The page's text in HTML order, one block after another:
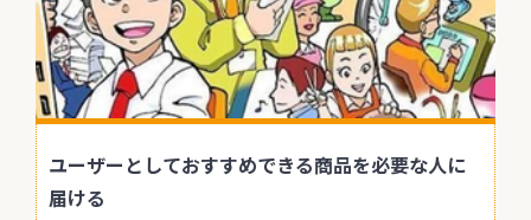
ユーザーとしておすすめできる商品を必要な人に
届ける